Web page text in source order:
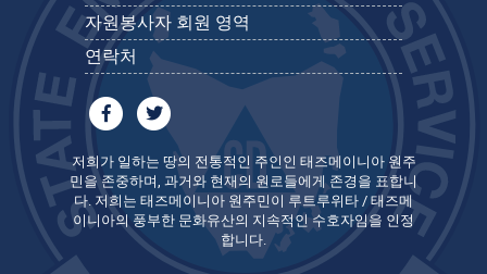
자원봉사자 회원 영역
연락처
저희가 일하는 땅의 전통적인 주인인 태즈메이니아 원주
민을 존중하며, 과거와 현재의 원로들에게 존경을 표합니
다. 저희는 태즈메이니아 원주민이 루트루위타 / 태즈메
이니아의 풍부한 문화유산의 지속적인 수호자임을 인정
합니다.